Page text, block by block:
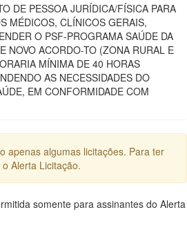
DE PESSOA JURÍDICA/FÍSICA PARA
MÉDICOS, CLÍNICOS GERAIS,
O PSF-PROGRAMA SAÚDE DA
NOVO ACORDO-TO (ZONA RURAL E
MÍNIMA DE 40 HORAS
AS NECESSIDADES DO
EM CONFORMIDADE COM
apenas algumas licitações. Para ter
Alerta Licitação.
somente para assinantes do Alerta